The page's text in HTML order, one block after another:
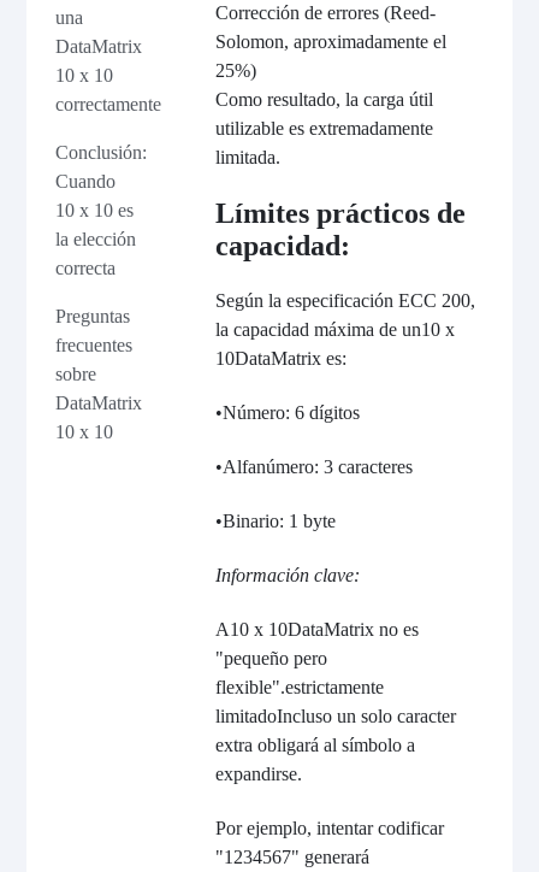
una
DataMatrix
10 x 10
correctamente
Conclusión:
Cuando
10 x 10 es
la elección
correcta
Preguntas
frecuentes
sobre
DataMatrix
10 x 10
Corrección de errores (Reed-
Solomon, aproximadamente el
25%)
Como resultado, la carga útil
utilizable es extremadamente
limitada.
Límites prácticos de
capacidad:
Según la especificación ECC 200,
la capacidad máxima de un10 x
10DataMatrix es:
•Número: 6 dígitos
•Alfanúmero: 3 caracteres
•Binario: 1 byte
Información clave:
A10 x 10DataMatrix no es
"pequeño pero
flexible".estrictamente
limitadoIncluso un solo caracter
extra obligará al símbolo a
expandirse.
Por ejemplo, intentar codificar
"1234567" generará